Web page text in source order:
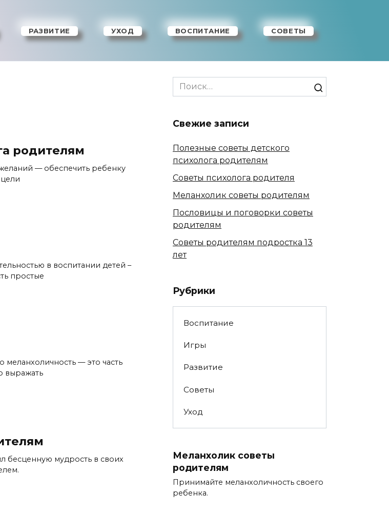
РАЗВИТИЕ УХОД ВОСПИТАНИЕ СОВЕТЫ
родителям
— обеспечить ребенку
в воспитании детей –
простые
— это часть
выражать
бесценную мудрость в своих
Search
for:
Свежие записи
Полезные советы детского
психолога родителям
Советы психолога родителя
Меланхолик советы родителям
Пословицы и поговорки советы
родителям
Советы родителям подростка 13
лет
Рубрики
Воспитание
Игры
Развитие
Советы
Уход
Меланхолик советы
родителям
Принимайте меланхоличность своего
ребенка.